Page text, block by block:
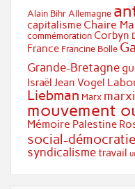
Alain Bihr Allemagne
capitalisme Chaire
commémoration Corbyn
France Francine Bolle
Grande-Bretagne
Israël Jean Vogel
Liebman Marx
mouvement
Mémoire Palestine
social-démocratie
syndicalismetravail